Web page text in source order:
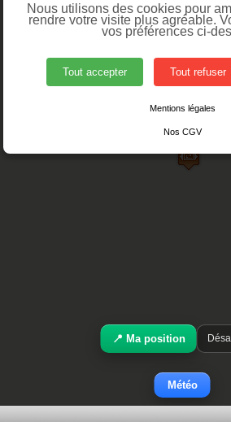
Météo
📍 Ma position
Nous utilisons des cookies pour
rendre votre visite plus agréable.
vos préférences ci-
Tout accepter Tout refuser
Mentions légales
Nos CGV